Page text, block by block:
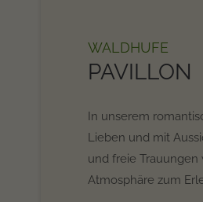
WALDHUFE
PAVILLON
In unserem
Lieben und mit
und freie Trauungen
Atmosphäre zum